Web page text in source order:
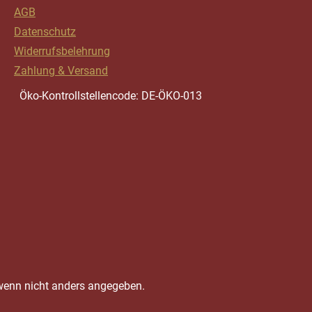
AGB
Datenschutz
Widerrufsbelehrung
Zahlung & Versand
Öko-Kontrollstellencode: DE-ÖKO-013
nicht anders angegeben.